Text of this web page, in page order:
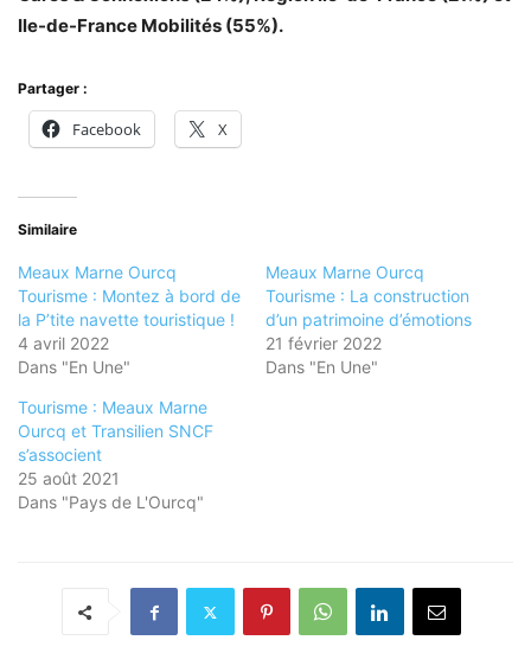
Ile-de-France Mobilités (55%).
Partager :
Facebook X
Similaire
Meaux Marne Ourcq
Tourisme : Montez à bord de
la P’tite navette touristique !
4 avril 2022
Dans "En Une"
Meaux Marne Ourcq
Tourisme : La construction
d’un patrimoine d’émotions
21 février 2022
Dans "En Une"
Tourisme : Meaux Marne
Ourcq et Transilien SNCF
s’associent
25 août 2021
Dans "Pays de L'Ourcq"